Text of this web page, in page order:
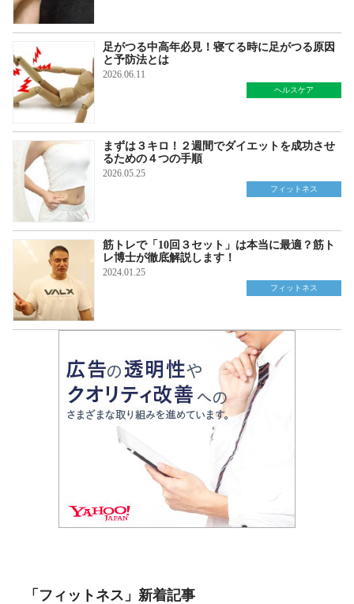
足がつる中高年必見！寝てる時に足がつる原因
と予防法とは
2026.06.11
ヘルスケア
まずは３キロ！２週間でダイエットを成功させ
るための４つの手順
2026.05.25
フィットネス
筋トレで「10回３セット」は本当に最適？筋ト
レ博士が徹底解説します！
2024.01.25
フィットネス
「フィットネス」新着記事